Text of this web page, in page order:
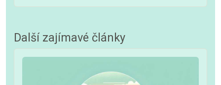
Další zajímavé články